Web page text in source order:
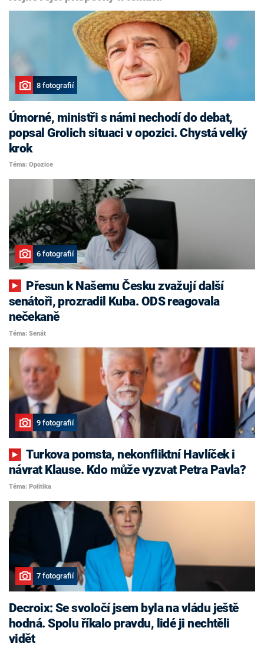
8 fotografií
Úmorné, ministři s námi nechodí do debat,
popsal Grolich situaci v opozici. Chystá velký
krok
Téma: Opozice
6 fotografií
senátoři, prozradil Kuba. ODS reagovala
nečekaně
Téma: Senát
9 fotografií
Turkova pomsta, nekonfliktní Havlíček i
návrat Klause. Kdo může vyzvat Petra Pavla?
Téma: Politika
7 fotografií
Decroix: Se svoločí jsem byla na vládu ještě
hodná. Spolu říkalo pravdu, lidé ji nechtěli
vidět